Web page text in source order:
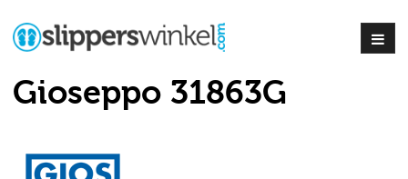
Gioseppo 31863G